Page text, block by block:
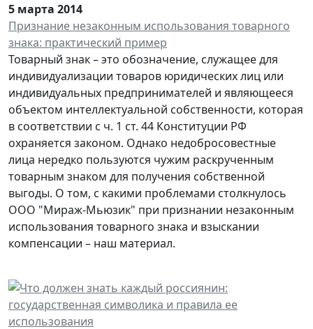
5 марта 2014
Признание незаконным использования товарного
знака: практический пример
Товарный знак – это обозначение, служащее для
индивидуализации товаров юридических лиц или
индивидуальных предпринимателей и являющееся
объектом интеллектуальной собственности, которая
в соответствии с ч. 1 ст. 44 Конституции РФ
охраняется законом. Однако недобросовеcтные
лица нередко пользуются чужим раскрученным
товарным знаком для получения собственной
выгоды. О том, с какими проблемами столкнулось
ООО "Мираж-Мьюзик" при признании незаконным
использования товарного знака и взыскании
компенсации – наш материал.